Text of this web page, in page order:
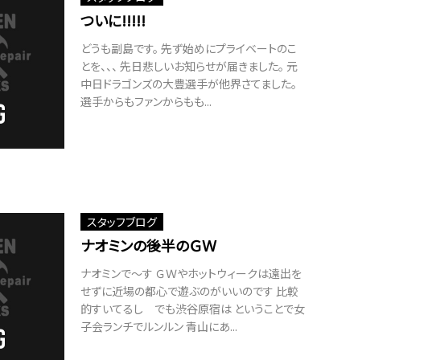
ついに!!!!!
どうも副島です。 先ず始めにプライベートのこ
とを、、、 先日悲しいお知らせが届きました。 元
中日ドラゴンズの大豊選手が他界さてました。
選手からもファンからもも...
スタッフブログ
ナオミンの後半のＧＷ
ナオミンで～す ＧＷやホットウィークは遠出を
せずに近場の都心で遊ぶのがいいのです 比較
的すいてるし でも渋谷原宿は ということで女
子会ランチでルンルン 青山にあ...